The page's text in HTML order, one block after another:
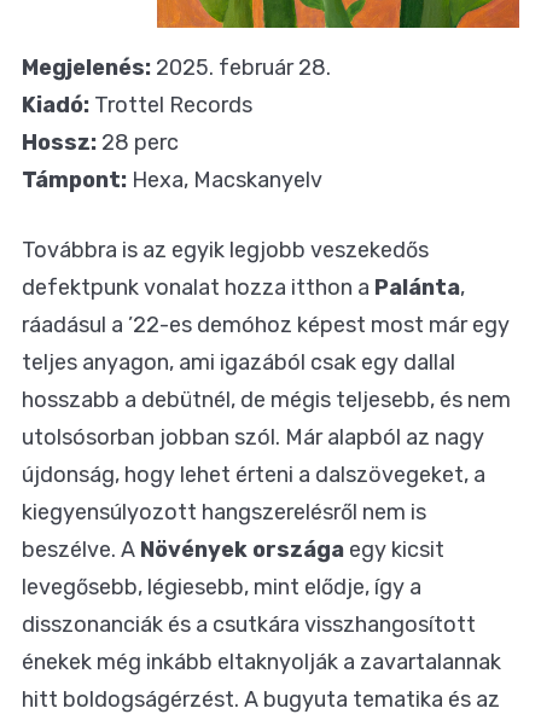
Megjelenés: 2025. február 28.
Kiadó: Trottel Records
Hossz: 28 perc
Támpont: Hexa, Macskanyelv
Továbbra is az egyik legjobb veszekedős
defektpunk vonalat hozza itthon a Palánta,
ráadásul a ’22-es demóhoz képest most már egy
teljes anyagon, ami igazából csak egy dallal
hosszabb a debütnél, de mégis teljesebb, és nem
utolsósorban jobban szól. Már alapból az nagy
újdonság, hogy lehet érteni a dalszövegeket, a
kiegyensúlyozott hangszerelésről nem is
beszélve. A Növények országa egy kicsit
levegősebb, légiesebb, mint elődje, így a
disszonanciák és a csutkára visszhangosított
énekek még inkább eltaknyolják a zavartalannak
hitt boldogságérzést. A bugyuta tematika és az